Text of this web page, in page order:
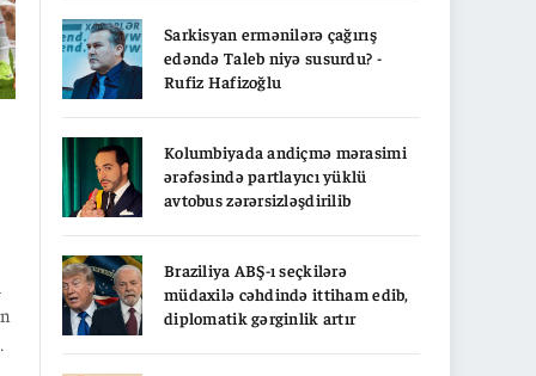
Sarkisyan ermənilərə çağırış
edəndə Taleb niyə susurdu? -
Rufiz Hafizoğlu
Kolumbiyada andiçmə mərasimi
ərəfəsində partlayıcı yüklü
avtobus zərərsizləşdirilib
Braziliya ABŞ-ı seçkilərə
müdaxilə cəhdində ittiham edib,
diplomatik gərginlik artır